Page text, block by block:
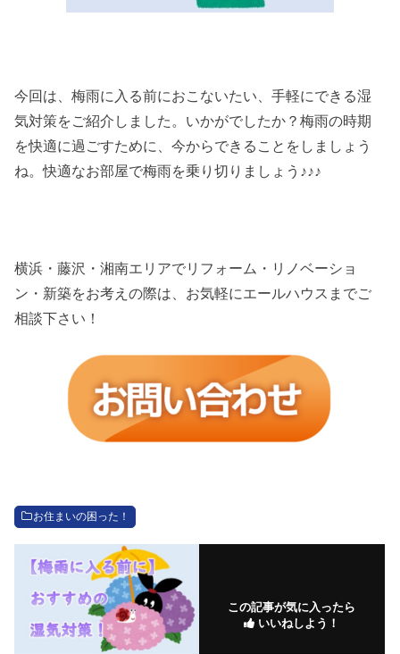
今回は、梅雨に入る前におこないたい、手軽にできる湿
気対策をご紹介しました。いかがでしたか？梅雨の時期
を快適に過ごすために、今からできることをしましょう
ね。快適なお部屋で梅雨を乗り切りましょう♪♪♪
横浜・藤沢・湘南エリアでリフォーム・リノベーショ
ン・新築をお考えの際は、お気軽にエールハウスまでご
相談下さい！
お住まいの困った！
この記事が気に入ったら
いいねしよう！